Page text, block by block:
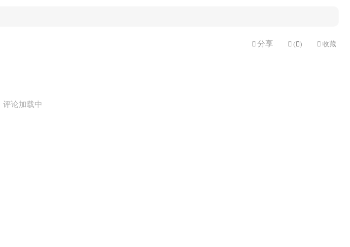
 分享  ( )  收藏
评论加载中